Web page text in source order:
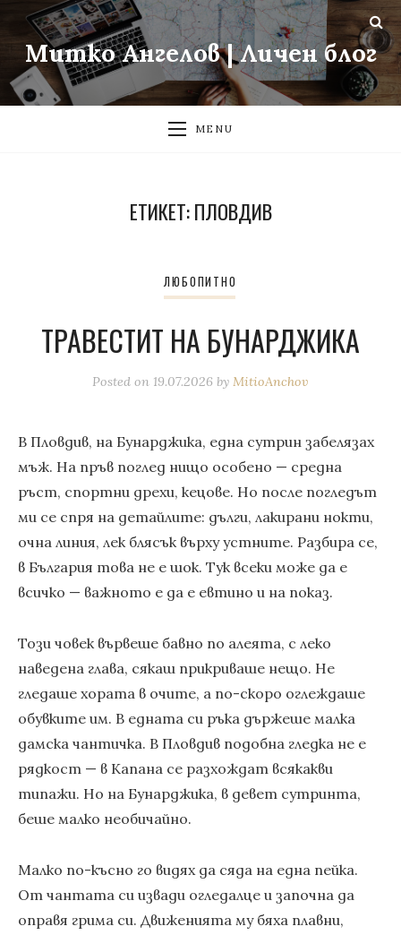
Митко Ангелов | Личен блог
MENU
ЕТИКЕТ:ПЛОВДИВ
ЛЮБОПИТНО
ТРАВЕСТИТ НА БУНАРДЖИКА
Posted on 19.07.2026 by MitioAnchov
В Пловдив, на Бунарджика, една сутрин забелязах
мъж. На пръв поглед нищо особено — средна
ръст, спортни дрехи, кецове. Но после погледът
ми се спря на детайлите: дълги, лакирани нокти,
очна линия, лек блясък върху устните. Разбира се,
в България това не е шок. Тук всеки може да е
всичко — важното е да е евтино и на показ.
Този човек вървеше бавно по алеята, с леко
наведена глава, сякаш прикриваше нещо. Не
гледаше хората в очите, а по-скоро оглеждаше
обувките им. В едната си ръка държеше малка
дамска чантичка. В Пловдив подобна гледка не е
рядкост — в Капана се разхождат всякакви
типажи. Но на Бунарджика, в девет сутринта,
беше малко необичайно.
Малко по-късно го видях да сяда на една пейка.
От чантата си извади огледалце и започна да
оправя грима си. Движенията му бяха плавни,